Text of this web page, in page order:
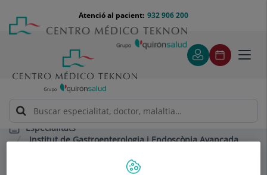
contingut
Menú
teléfono
cabecera
932 906 200
Atenció al pacient:
Especialitats
Institut de Gastroenterologia i Endoscòpia Avançada
Unitat d'Endoscòpia Digestiva